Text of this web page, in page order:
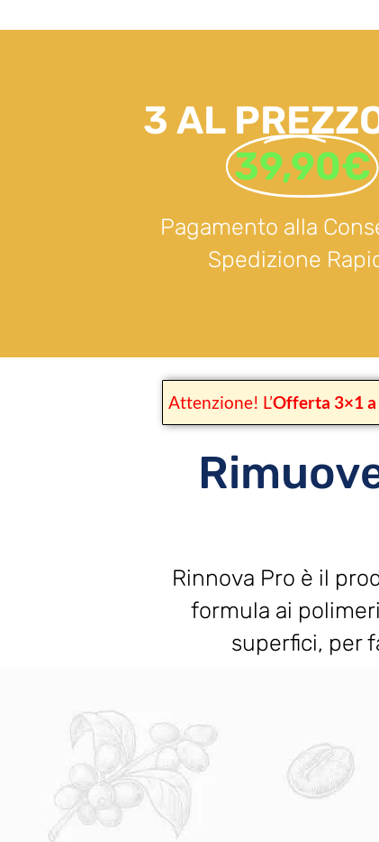
3 AL
39,90€
Pagamento alla
Spedizione
Attenzione! L’Offerta 3×1 a
Rinnova Pro è il
formula ai
superfici, per